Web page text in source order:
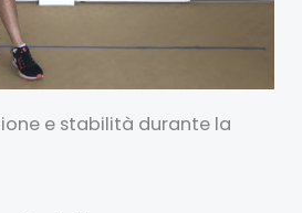
e stabilità durante la